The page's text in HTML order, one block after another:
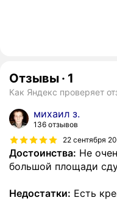
Отзывы · 1
Как Яндекс проверяет
михаил з.
136 отзывов
22 сентября
Достоинства: Не
большой площади
Недостатки: Есть